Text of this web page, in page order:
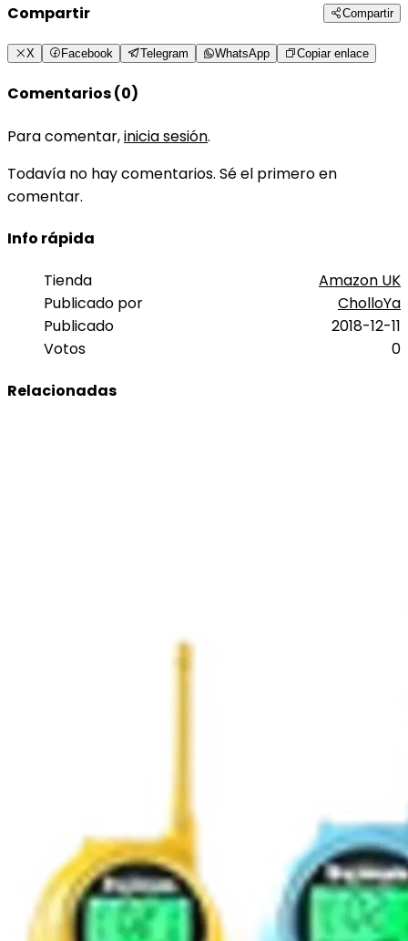
Compartir Compartir
X Facebook Telegram WhatsApp Copiar enlace
Comentarios (0)
Para comentar,inicia sesión.
Todavía no hay comentarios. Sé el primero en
comentar.
Info rápida
Tienda
Amazon UK
Publicado por
CholloYa
Publicado
2018-12-11
Votos
0
Relacionadas